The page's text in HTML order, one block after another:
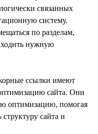
связанных
систему.
по разделам,
нужную
ссылки имеют
сайта. Они
оптимизацию, помогая
сайта и